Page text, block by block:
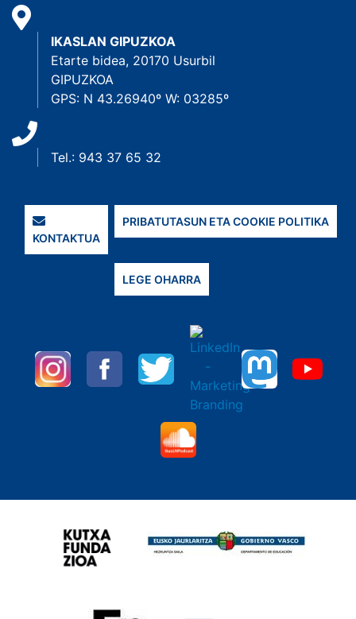
IKASLAN GIPUZKOA
Etarte bidea, 20170 Usurbil
GIPUZKOA
GPS: N 43.26940º W: 03285º
Tel.: 943 37 65 32
KONTAKTUA
PRIBATUTASUN ETA COOKIE POLITIKA
LEGE OHARRA